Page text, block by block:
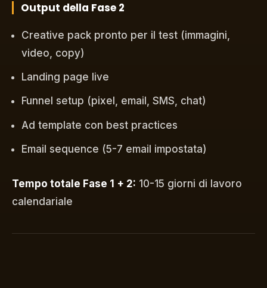
Output della Fase 2
Creative pack pronto per il test (immagini,
video, copy)
Landing page live
Funnel setup (pixel, email, SMS, chat)
Ad template con best practices
Email sequence (5-7 email impostata)
Tempo totale Fase 1 + 2: 10-15 giorni di lavoro
calendariale